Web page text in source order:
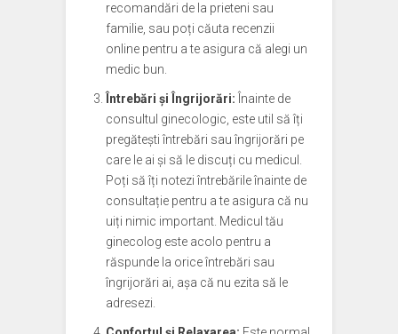
recomandări de la prieteni sau
familie, sau poți căuta recenzii
online pentru a te asigura că alegi un
medic bun.
Întrebări și Îngrijorări: Înainte de
consultul ginecologic, este util să îți
pregătești întrebări sau îngrijorări pe
care le ai și să le discuți cu medicul.
Poți să îți notezi întrebările înainte de
consultație pentru a te asigura că nu
uiți nimic important. Medicul tău
ginecolog este acolo pentru a
răspunde la orice întrebări sau
îngrijorări ai, așa că nu ezita să le
adresezi.